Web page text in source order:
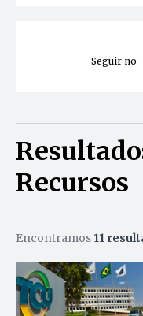
Seguir no
Recursos
Encontramos 11